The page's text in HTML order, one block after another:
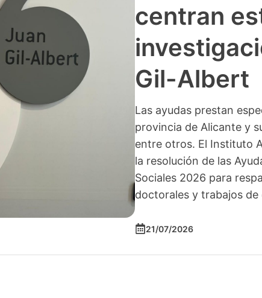
centran
Gil-Albert
Las ayudas prestan
provincia de Alicante y
entre otros. El Instituto
la resolución de las
Sociales 2026 para
doctorales y trabajos de
21/07/2026